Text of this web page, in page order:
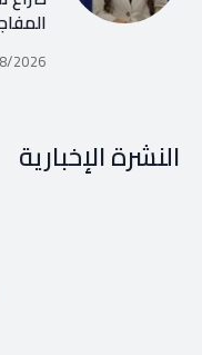
2026
النشرة الإخبارية